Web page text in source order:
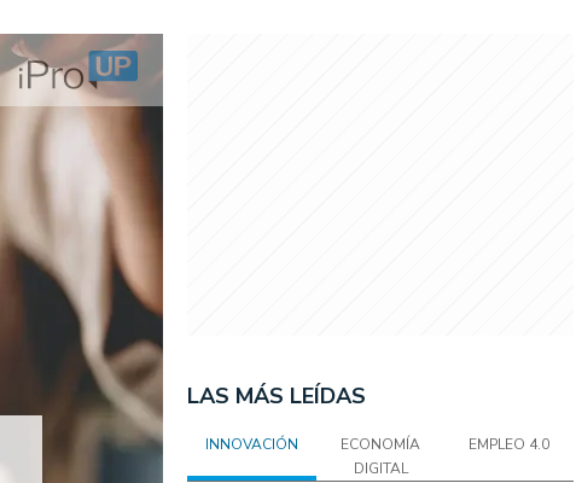
LAS MÁS LEÍDAS
INNOVACIÓN
ECONOMÍA
DIGITAL
EMPLEO 4.0